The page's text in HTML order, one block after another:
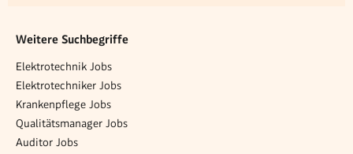
Weitere Suchbegriffe
Elektrotechnik Jobs
Elektrotechniker Jobs
Krankenpflege Jobs
Qualitätsmanager Jobs
Auditor Jobs